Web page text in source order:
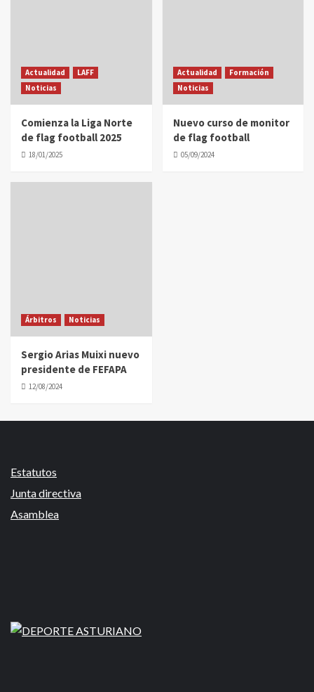
Actualidad
LAFF
Noticias
Comienza la Liga Norte
de flag football 2025
18/01/2025
Actualidad
Formación
Noticias
Nuevo curso de monitor
de flag football
05/09/2024
Árbitros Noticias
Sergio Arias Muixi nuevo
presidente de FEFAPA
12/08/2024
Estatutos
Junta directiva
Asamblea